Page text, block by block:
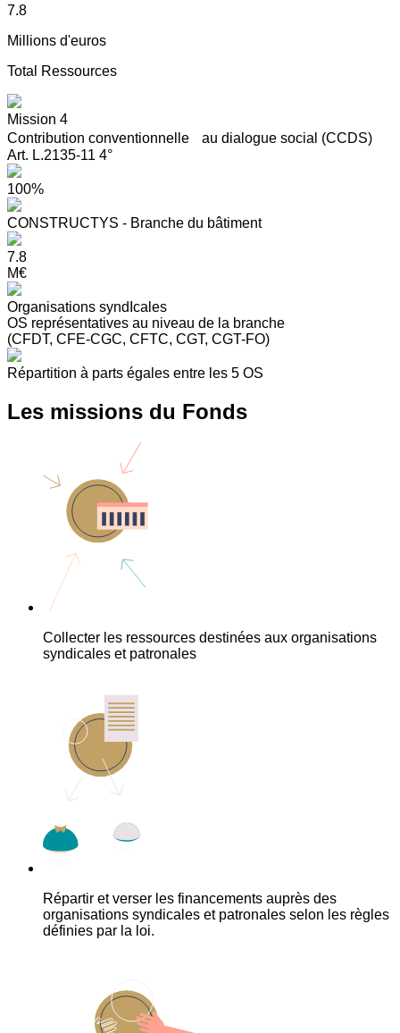
7.8
Millions d'euros
Total Ressources
Mission 4
Contribution conventionnelle au dialogue social (CCDS)
Art. L.2135-11 4°
100%
CONSTRUCTYS - Branche du bâtiment
7.8
M€
Organisations syndIcales
OS représentatives au niveau de la branche
(CFDT, CFE-CGC, CFTC, CGT, CGT-FO)
Répartition à parts égales entre les 5 OS
Les missions du Fonds
Collecter les ressources destinées aux organisations
syndicales et patronales
Répartir et verser les financements auprès des
organisations syndicales et patronales selon les règles
définies par la loi.